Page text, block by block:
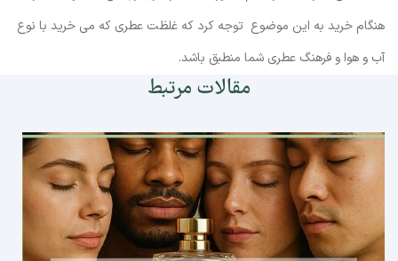
هنگام خرید به این موضوع توجه کرد که غلظت عطری که می خرید با نوع
آب و هوا و فرهنگ عطری شما منطبق باشد.
مقالات مرتبط